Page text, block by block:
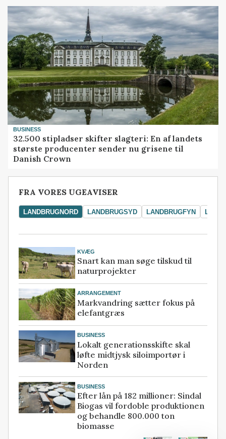
BUSINESS
32.500 stipladser skifter slagteri: En af landets
største producenter sender nu grisene til
Danish Crown
FRA VORES UGEAVISER
LANDBRUGNORD LANDBRUGSYD LANDBRUGFYN
KVÆG
Snart kan man søge tilskud til
naturprojekter
ARRANGEMENT
Markvandring sætter fokus på
elefantgræs
BUSINESS
Lokalt generationsskifte skal
løfte midtjysk siloimportør i
Norden
BUSINESS
Efter lån på 182 millioner: Sindal
Biogas vil fordoble produktionen
og behandle 800.000 ton
biomasse